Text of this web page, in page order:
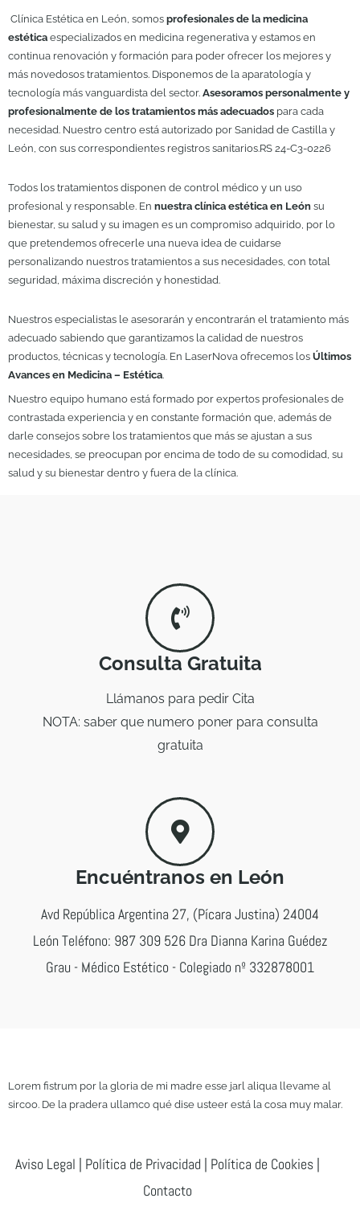
Clínica Estética en León, somos profesionales de la medicina
estética especializados en medicina regenerativa y estamos en
continua renovación y formación para poder ofrecer los mejores y
más novedosos tratamientos. Disponemos de la aparatología y
tecnología más vanguardista del sector. Asesoramos personalmente y
profesionalmente de los tratamientos más adecuados para cada
necesidad. Nuestro centro está autorizado por Sanidad de Castilla y
León, con sus correspondientes registros sanitarios.RS 24-C3-0226
Todos los tratamientos disponen de control médico y un uso
profesional y responsable. En nuestra clínica estética en León su
bienestar, su salud y su imagen es un compromiso adquirido, por lo
que pretendemos ofrecerle una nueva idea de cuidarse
personalizando nuestros tratamientos a sus necesidades, con total
seguridad, máxima discreción y honestidad.
Nuestros especialistas le asesorarán y encontrarán el tratamiento más
adecuado sabiendo que garantizamos la calidad de nuestros
productos, técnicas y tecnología. En LaserNova ofrecemos los Últimos
Avances en Medicina – Estética.
Nuestro equipo humano está formado por expertos profesionales de
contrastada experiencia y en constante formación que, además de
darle consejos sobre los tratamientos que más se ajustan a sus
necesidades, se preocupan por encima de todo de su comodidad, su
salud y su bienestar dentro y fuera de la clínica.
Consulta Gratuita
Llámanos para pedir Cita
NOTA: saber que numero poner para consulta
gratuita
Encuéntranos en León
Avd República Argentina 27, (Pícara Justina) 24004
León Teléfono: 987 309 526 Dra Dianna Karina Guédez
Grau - Médico Estético - Colegiado nº 332878001
Lorem fistrum por la gloria de mi madre esse jarl aliqua llevame al
sircoo. De la pradera ullamco qué dise usteer está la cosa muy malar.
Aviso Legal | Política de Privacidad | Política de Cookies|
Contacto